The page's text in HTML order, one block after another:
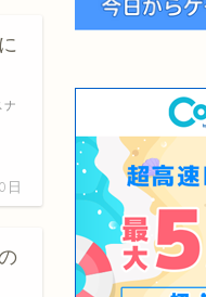
日
ナ